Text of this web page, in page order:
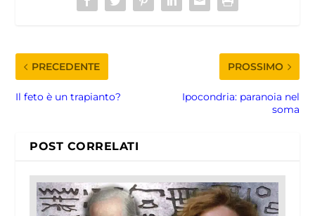
PRECEDENTE
Il feto è un trapianto?
PROSSIMO
Ipocondria: paranoia nel
soma
POST CORRELATI